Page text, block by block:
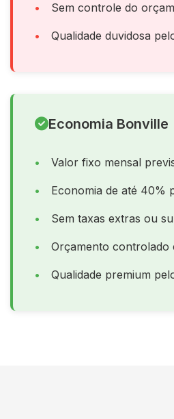
Sem controle do
Qualidade duvidosa
Economia Bonville
Valor fixo mensal
Economia de até 40%
Sem taxas extras ou
Orçamento controlado
Qualidade premium